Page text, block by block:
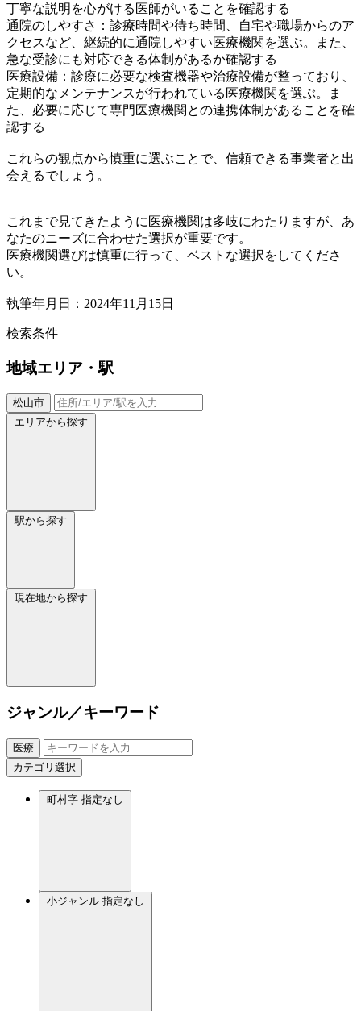
丁寧な説明を心がける医師がいることを確認する
通院のしやすさ：診療時間や待ち時間、自宅や職場からのア
クセスなど、継続的に通院しやすい医療機関を選ぶ。また、
急な受診にも対応できる体制があるか確認する
医療設備：診療に必要な検査機器や治療設備が整っており、
定期的なメンテナンスが行われている医療機関を選ぶ。ま
た、必要に応じて専門医療機関との連携体制があることを確
認する
これらの観点から慎重に選ぶことで、信頼できる事業者と出
会えるでしょう。
これまで見てきたように医療機関は多岐にわたりますが、あ
なたのニーズに合わせた選択が重要です。
医療機関選びは慎重に行って、ベストな選択をしてくださ
い。
執筆年月日：2024年11月15日
検索条件
地域エリア・駅
松山市
エリアから探す
駅から探す
現在地から探す
ジャンル／キーワード
医療
カテゴリ選択
町村字 指定なし
小ジャンル 指定なし